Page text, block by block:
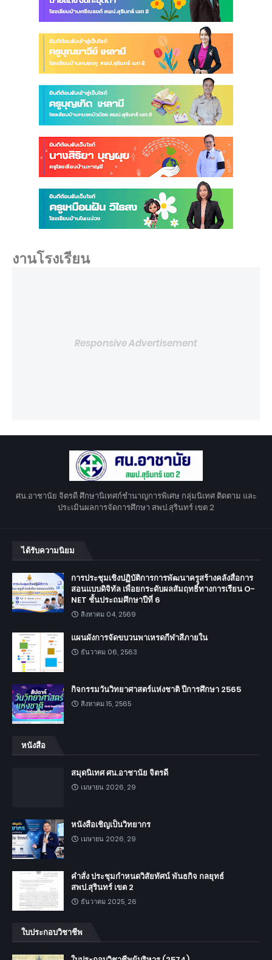
งานโรงเรียน
Responsive Advertisement
ศน.อาชานัย จิตรดี ศึกษานิเทศก์ชำนาญการพิเศษ กลุ่มนิเทศ ติดตาม และ
ประเมินผลการจัดการศึกษา สพป.สุรินทร์ เขต 2
ได้รับความนิยม
การประชุมเชิงปฏิบัติการการพัฒนาครูสร้างคลังสื่อการ
สอนแบบดิจิทัล เพื่อยกระดับผลสัมฤทธิ์ทางการเรียน O-
NET ชั้นประถมศึกษาปีที่ 6
สิงหาคม 04, 2569
แผนผังการจัดขบวนพาเหรดกีฬาสีภายใน
ธันวาคม 06, 2563
กิจกรรมวันวิทยาศาสตร์แห่งชาติ ปีการศึกษา 2565
สิงหาคม 15, 2565
หนังสือ
สมุดนิเทศ ศน.อาชานัย จิตรดี
เมษายน 2026, 29
หนังสือเชิญเป็นวิทยากร
เมษายน 2026, 29
คำสั่ง ประชุมกำหนดวิสัยทัศน์ พันธกิจ กลยุทธ์
สพป.สุรินทร์ เขต 2
ธันวาคม 2025, 26
ใบประกอบวิชาชีพ